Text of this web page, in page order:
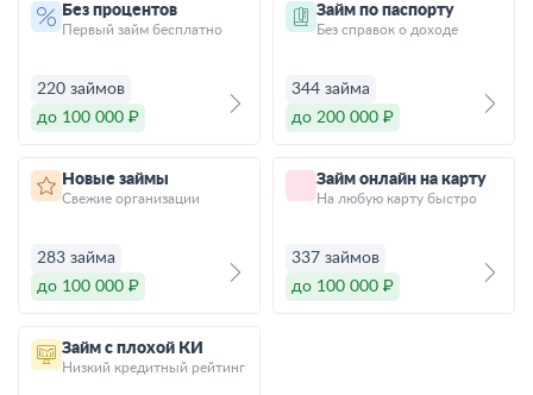
Без процентов
Первый займ бесплатно
220 займов
до 100 000 ₽
Займ по паспорту
Без справок о доходе
344 займа
до 200 000 ₽
Новые займы
Свежие организации
283 займа
до 100 000 ₽
Займ онлайн на карту
На любую карту быстро
337 займов
до 100 000 ₽
Займ с плохой КИ
Низкий кредитный рейтинг